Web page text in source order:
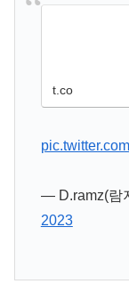
t.co
— D.ramz(람
2023